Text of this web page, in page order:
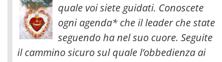
quale voi siete guidati. Conoscete
ogni agenda* che il leader che state
seguendo ha nel suo cuore. Seguite
il cammino sicuro sul quale l’obbedienza ai